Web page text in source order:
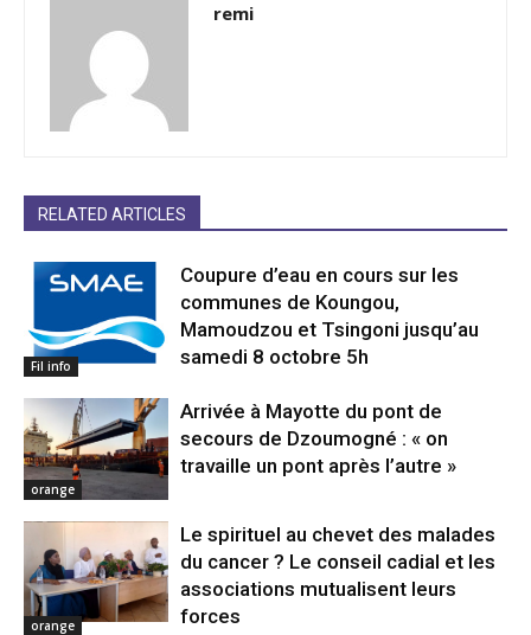
remi
RELATED ARTICLES
Fil info
Coupure d’eau en cours sur les
communes de Koungou,
Mamoudzou et Tsingoni jusqu’au
samedi 8 octobre 5h
orange
Arrivée à Mayotte du pont de
secours de Dzoumogné : « on
travaille un pont après l’autre »
orange
Le spirituel au chevet des malades
du cancer ? Le conseil cadial et les
associations mutualisent leurs
forces